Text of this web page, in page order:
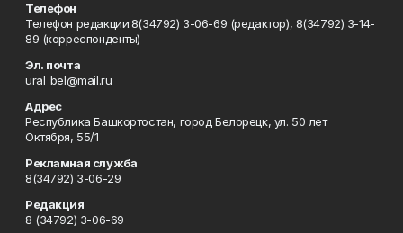
Телефон
Телефон редакции:8(34792) 3-06-69 (редактор), 8(34792) 3-14-
89 (корреспонденты)
Эл. почта
ural_bel@mail.ru
Адрес
Республика Башкортостан, город Белорецк, ул. 50 лет
Октября, 55/1
Рекламная служба
8(34792) 3-06-29
Редакция
8 (34792) 3-06-69